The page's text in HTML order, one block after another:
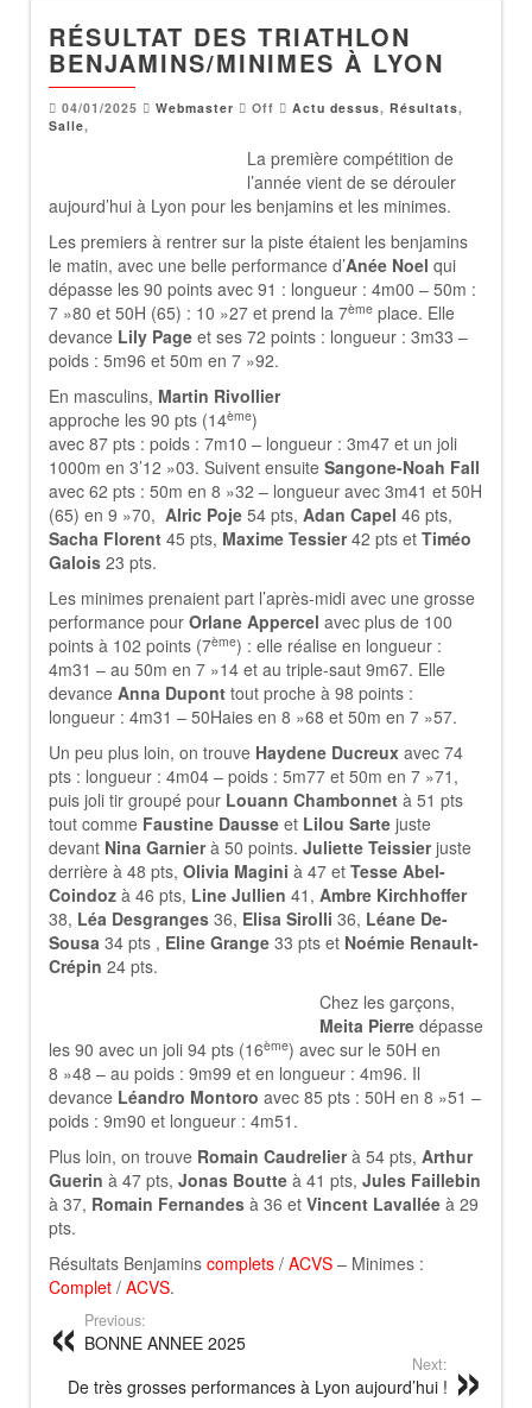
RÉSULTAT DES TRIATHLON
BENJAMINS/MINIMES À LYON
04/01/2025 Webmaster Off Actu dessus, Résultats,
Salle,
La première compétition de
l’année vient de se dérouler
aujourd’hui à Lyon pour les benjamins et les minimes.
Les premiers à rentrer sur la piste étaient les benjamins
le matin, avec une belle performance d’Anée Noel qui
dépasse les 90 points avec 91 : longueur : 4m00 – 50m :
7 »80 et 50H (65) : 10 »27 et prend la 7ème place. Elle
devance Lily Page et ses 72 points : longueur : 3m33 –
poids : 5m96 et 50m en 7 »92.
En masculins, Martin Rivollier
approche les 90 pts (14ème)
avec 87 pts : poids : 7m10 – longueur : 3m47 et un joli
1000m en 3’12 »03. Suivent ensuite Sangone-Noah Fall
avec 62 pts : 50m en 8 »32 – longueur avec 3m41 et 50H
(65) en 9 »70, Alric Poje 54 pts, Adan Capel 46 pts,
Sacha Florent 45 pts, Maxime Tessier42 pts et Timéo
Galois 23 pts.
Les minimes prenaient part l’après-midi avec une grosse
performance pour Orlane Appercel avec plus de 100
points à 102 points (7ème) : elle réalise en longueur :
4m31 – au 50m en 7 »14 et au triple-saut 9m67. Elle
devance Anna Dupont tout proche à 98 points :
longueur : 4m31 – 50Haies en 8 »68 et 50m en 7 »57.
Un peu plus loin, on trouve Haydene Ducreux avec 74
pts : longueur : 4m04 – poids : 5m77 et 50m en 7 »71,
puis joli tir groupé pour Louann Chambonnet à 51 pts
tout comme Faustine Dausse et Lilou Sarte juste
devant Nina Garnierà 50 points. Juliette Teissierjuste
derrière à 48 pts, Olivia Magini à 47 et Tesse Abel-
Coindoz à 46 pts, Line Jullien 41, Ambre Kirchhoffer
38, Léa Desgranges 36, Elisa Sirolli 36, Léane De-
Sousa 34 pts , Eline Grange 33 pts et Noémie Renault-
Crépin 24 pts.
Chez les garçons,
Meita Pierre dépasse
les 90 avec un joli 94 pts (16ème) avec sur le 50H en
8 »48 – au poids : 9m99 et en longueur : 4m96. Il
devance Léandro Montoro avec 85 pts : 50H en 8 »51 –
poids : 9m90 et longueur : 4m51.
Plus loin, on trouve Romain Caudrelierà 54 pts, Arthur
Guerin à 47 pts, Jonas Boutte à 41 pts, Jules Faillebin
à 37, Romain Fernandes à 36 et Vincent Lavallée à 29
pts.
Résultats Benjamins complets / ACVS – Minimes :
Complet / ACVS.
Previous:
BONNE ANNEE 2025
Next:
De très grosses performances à Lyon aujourd’hui !